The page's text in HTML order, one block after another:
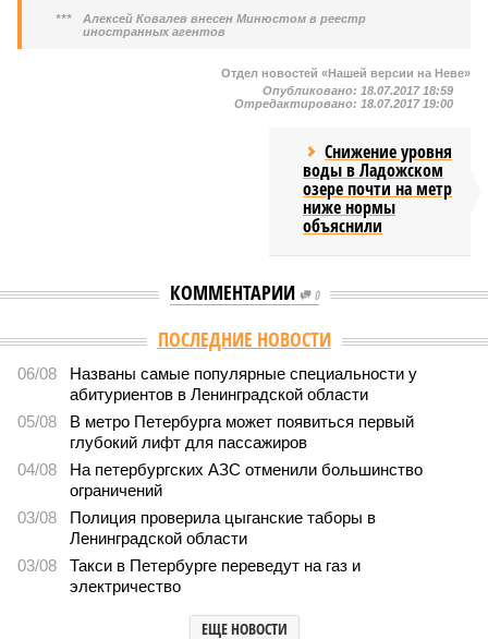
***
Алексей Ковалев внесен Минюстом в реестр
иностранных агентов
Отдел новостей «Нашей версии на Неве»
Опубликовано: 18.07.2017 18:59
Отредактировано: 18.07.2017 19:00
Снижение уровня
воды в Ладожском
озере почти на метр
ниже нормы
объяснили
КОММЕНТАРИИ 0
ПОСЛЕДНИЕ НОВОСТИ
06/08
Названы самые популярные специальности у
абитуриентов в Ленинградской области
05/08
В метро Петербурга может появиться первый
глубокий лифт для пассажиров
04/08
На петербургских АЗС отменили большинство
ограничений
03/08
Полиция проверила цыганские таборы в
Ленинградской области
03/08
Такси в Петербурге переведут на газ и
электричество
ЕЩЕ НОВОСТИ